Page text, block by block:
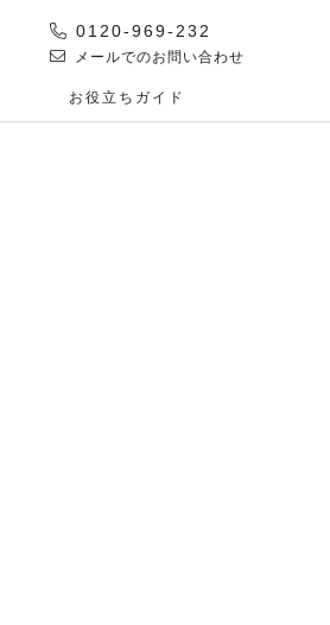
0120-969-232
メールでのお問い合わせ
お役⽴ちガイド